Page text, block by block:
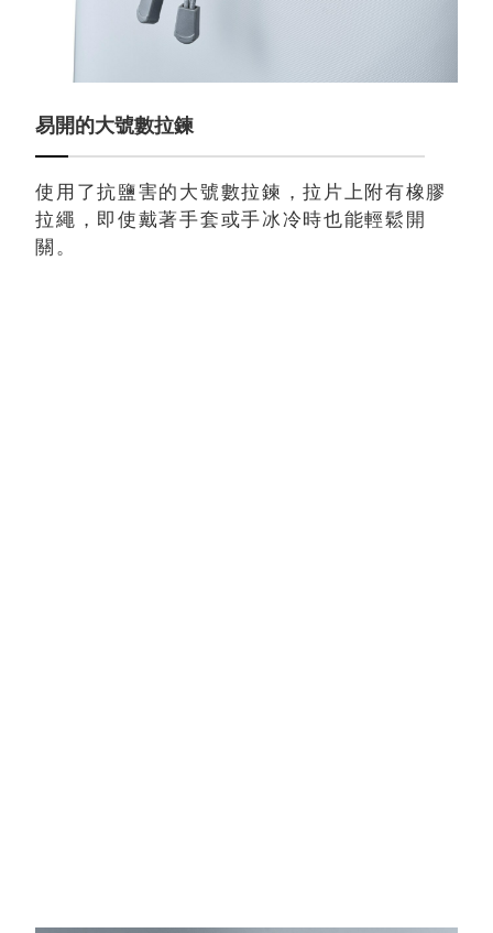
易開的大號數拉鍊
使用了抗鹽害的大號數拉鍊，拉片上附有橡膠
拉繩，即使戴著手套或手冰冷時也能輕鬆開
關。